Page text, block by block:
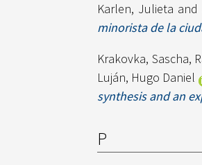
Karlen, Julieta and
minorista de la
Krakovka, Sascha,
Luján, Hugo Daniel
synthesis and an
P